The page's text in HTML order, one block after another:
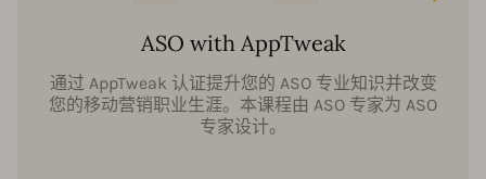
ASO with AppTweak
通过 AppTweak 认证提升您的 ASO 专业知识并改变
您的移动营销职业生涯。本课程由 ASO 专家为 ASO
专家设计。